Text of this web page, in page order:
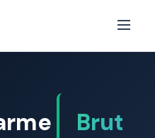
Brut